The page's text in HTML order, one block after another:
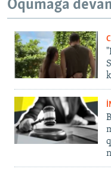
Oqumağa